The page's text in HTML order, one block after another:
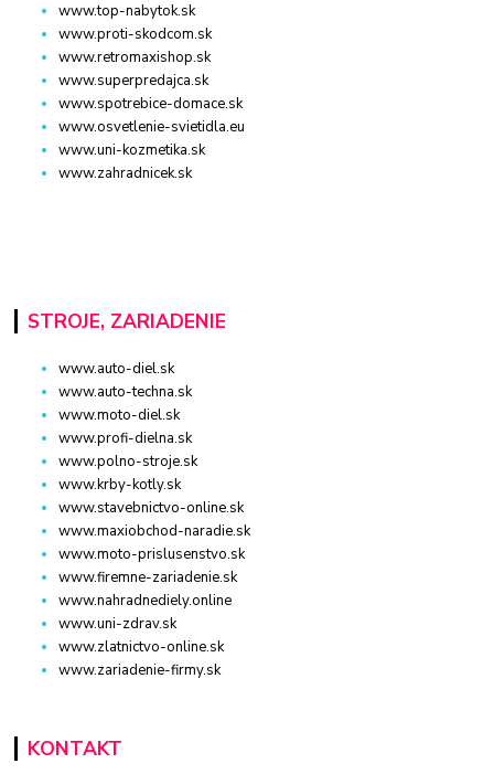
www.top-nabytok.sk
www.proti-skodcom.sk
www.retromaxishop.sk
www.superpredajca.sk
www.spotrebice-domace.sk
www.osvetlenie-svietidla.eu
www.uni-kozmetika.sk
www.zahradnicek.sk
STROJE, ZARIADENIE
www.auto-diel.sk
www.auto-techna.sk
www.moto-diel.sk
www.profi-dielna.sk
www.polno-stroje.sk
www.krby-kotly.sk
www.stavebnictvo-online.sk
www.maxiobchod-naradie.sk
www.moto-prislusenstvo.sk
www.firemne-zariadenie.sk
www.nahradnediely.online
www.uni-zdrav.sk
www.zlatnictvo-online.sk
www.zariadenie-firmy.sk
KONTAKT